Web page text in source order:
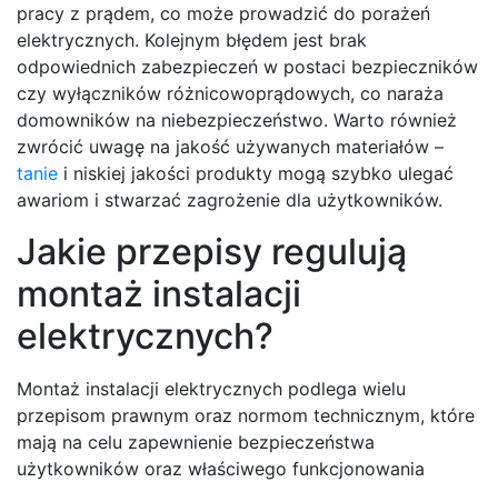
pracy z prądem, co może prowadzić do porażeń
elektrycznych. Kolejnym błędem jest brak
odpowiednich zabezpieczeń w postaci bezpieczników
czy wyłączników różnicowoprądowych, co naraża
domowników na niebezpieczeństwo. Warto również
zwrócić uwagę na jakość używanych materiałów –
tanie i niskiej jakości produkty mogą szybko ulegać
awariom i stwarzać zagrożenie dla użytkowników.
Jakie przepisy regulują
montaż instalacji
elektrycznych?
Montaż instalacji elektrycznych podlega wielu
przepisom prawnym oraz normom technicznym, które
mają na celu zapewnienie bezpieczeństwa
użytkowników oraz właściwego funkcjonowania